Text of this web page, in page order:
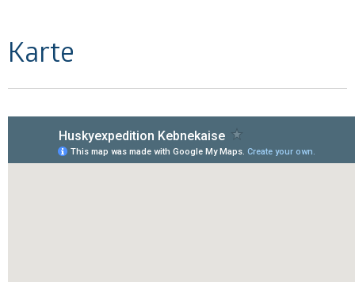
Karte